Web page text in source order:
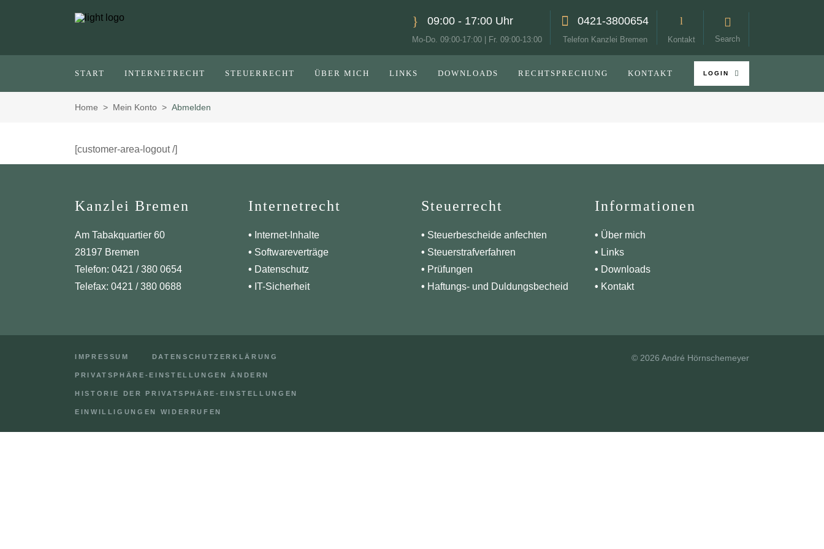
09:00 - 17:00 Uhr
Mo-Do. 09:00-17:00 | Fr. 09:00-13:00
0421-3800654
Telefon Kanzlei Bremen Kontakt Search
START INTERNETRECHT STEUERRECHT ÜBER MICH LINKS DOWNLOADS RECHTSPRECHUNG KONTAKT LOGIN
Home > Mein Konto > Abmelden
[customer-area-logout /]
Kanzlei Bremen
Am Tabakquartier 60
28197 Bremen
Telefon: 0421 / 380 0654
Telefax: 0421 / 380 0688
Internetrecht
• Internet-Inhalte
• Softwareverträge
• Datenschutz
• IT-Sicherheit
Steuerrecht
• Steuerbescheide anfechten
• Steuerstrafverfahren
• Prüfungen
• Haftungs- und Duldungsbecheid
Informationen
• Über mich
• Links
• Downloads
• Kontakt
IMPRESSUM DATENSCHUTZERKLÄRUNG
PRIVATSPHÄRE-EINSTELLUNGEN ÄNDERN
HISTORIE DER PRIVATSPHÄRE-EINSTELLUNGEN
EINWILLIGUNGEN WIDERRUFEN
© 2026 André Hörnschemeyer